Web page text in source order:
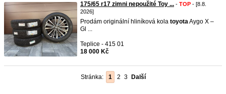
175/65 r17 zimni nepoužité Toy ... - TOP - [8.8.
2026]
Prodám originální hliníková kola toyotaAygo X –
Gl ...
Teplice - 415 01
18 000 Kč
Stránka: 1 2 3 Další